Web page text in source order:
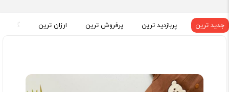
جدید ترین پربازدید ترین پرفروش ترین ارزان ترین گران